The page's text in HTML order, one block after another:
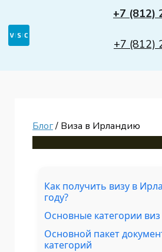
+7 (812)
+7 (812)
Блог/ Виза в Ирландию
Как получить визу в
году?
Основные категории
Основной пакет
категорий